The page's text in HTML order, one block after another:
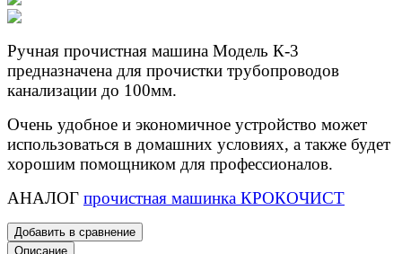
Ручная прочистная машина Модель К-3
предназначена для прочистки трубопроводов
канализации до 100мм.
Очень удобное и экономичное устройство может
использоваться в домашних условиях, а также будет
хорошим помощником для профессионалов.
АНАЛОГ прочистная машинка КРОКОЧИСТ
Добавить в сравнение
Описание